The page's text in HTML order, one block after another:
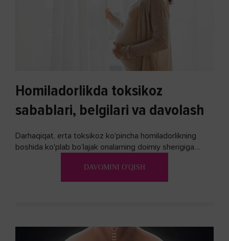
Homiladorlikda toksikoz
sabablari, belgilari va davolash
Darhaqiqat, erta toksikoz ko'pincha homiladorlikning
boshida ko'plab bo’lajak onalarning doimiy sherigiga
biron bir usuli bormi?DAVOMINI O'QISH